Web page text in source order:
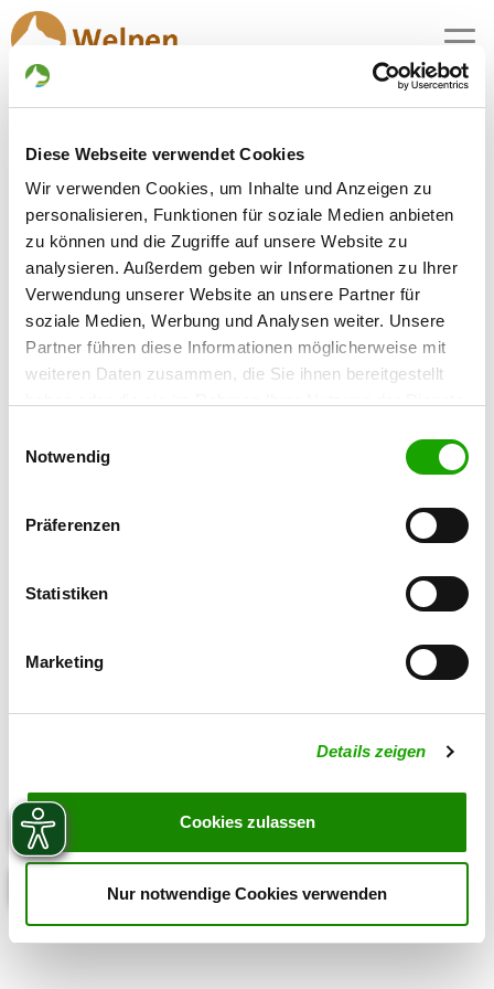
Diese Webseite verwendet Cookies
Wir verwenden Cookies, um Inhalte und Anzeigen zu
personalisieren, Funktionen für soziale Medien anbieten
zu können und die Zugriffe auf unsere Website zu
analysieren. Außerdem geben wir Informationen zu Ihrer
Verwendung unserer Website an unsere Partner für
soziale Medien, Werbung und Analysen weiter. Unsere
Partner führen diese Informationen möglicherweise mit
weiteren Daten zusammen, die Sie ihnen bereitgestellt
Cookies, wenn Sie unsere Webseite weiterhin nutzen.
Notwendig
Präferenzen
Statistiken
Marketing
Details zeigen
Cookies zulassen
Nur notwendige Cookies verwenden
MENU
Schäferhundwelpen in
Raschau-Markersbach
1 Züchter mit aktuellen Angeboten für
Schäferhundwelpen gefunden
Zuchtstätte: von der Erzschmiede
Details
Sportweg 11
08352 Raschau-Markersbach